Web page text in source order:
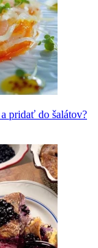
pridať do šalátov?